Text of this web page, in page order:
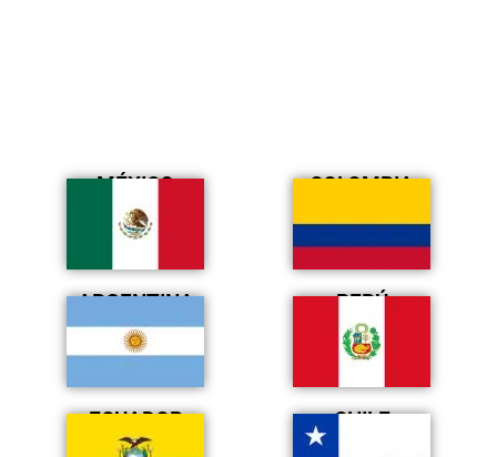
MÉXICO COLOMBIA
ARGENTINA PERÚ
ECUADOR CHILE